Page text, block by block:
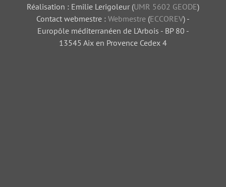
Réalisation : Emilie Lerigoleur (UMR 5602 GEODE)
Contact webmestre : Webmestre (ECCOREV) -
Europôle méditerranéen de L'Arbois - BP 80 -
13545 Aix en Provence Cedex 4